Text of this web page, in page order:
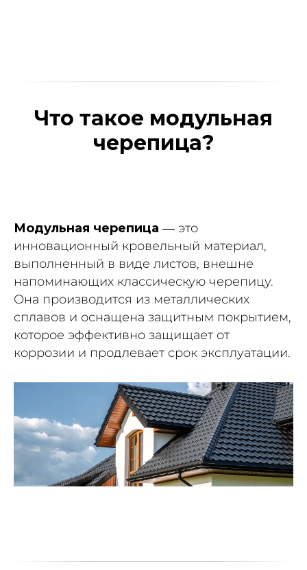
Что такое модульная
черепица?
Модульная черепица — это
инновационный кровельный материал,
выполненный в виде листов, внешне
напоминающих классическую черепицу.
Она производится из металлических
сплавов и оснащена защитным покрытием,
которое эффективно защищает от
коррозии и продлевает срок эксплуатации.